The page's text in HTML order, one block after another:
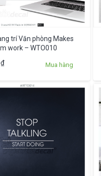
trí Văn phòng Makes
work – WTO010
₫ Mua hàng